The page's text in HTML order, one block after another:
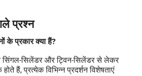
प्रश्न
के प्रकार क्या हैं?
सिंगल-सिलेंडर और ट्विन-सिलेंडर से लेकर
हैं, प्रत्येक विभिन्न प्रदर्शन विशेषताएं